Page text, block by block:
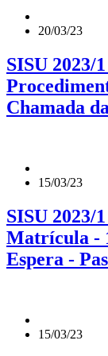
20/03/23
SISU 2023/
Chamada
15/03/23
SISU 2023/
Matrícula -
Espera -
15/03/23